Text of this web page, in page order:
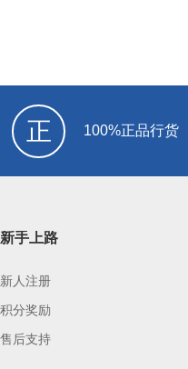
正 100%正品行货
新手上路
新人注册
积分奖励
售后支持